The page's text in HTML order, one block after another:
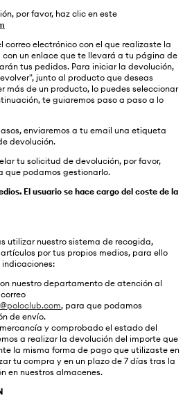
por favor, haz clic en este
correo electrónico con el que realizaste la
un enlace que te llevará a tu página de
tus pedidos. Para iniciar la devolución,
junto al producto que deseas
más de un producto, lo puedes seleccionar
te guiaremos paso a paso a lo
enviaremos a tu email una etiqueta
devolución.
tu solicitud de devolución, por favor,
que podamos gestionarlo.
El usuario se hace cargo del coste de la
utilizar nuestro sistema de recogida,
por tus propios medios, para ello
indicaciones:
nuestro departamento de atención al
, para que podamos
de envío.
y comprobado el estado del
a realizar la devolución del importe que
la misma forma de pago que utilizaste en
tu compra y en un plazo de 7 días tras la
en nuestros almacenes.